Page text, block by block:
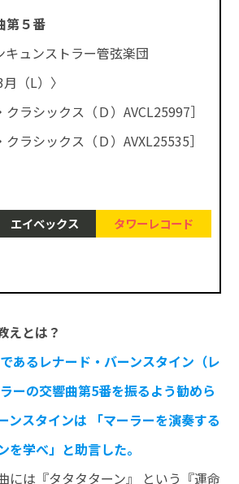
第５番
キュンストラー管弦楽団
（L）〉
クラシックス（Ｄ）AVCL25997］
クラシックス（Ｄ）AVXL25535］
エイベックス タワーレコード
えとは？
あるレナード・バーンスタイン（レ
ーの交響曲第5番を振るよう勧めら
ンスタインは 「マーラーを演奏する
を学べ」と助言した。
には『タタタターン』 という『運命